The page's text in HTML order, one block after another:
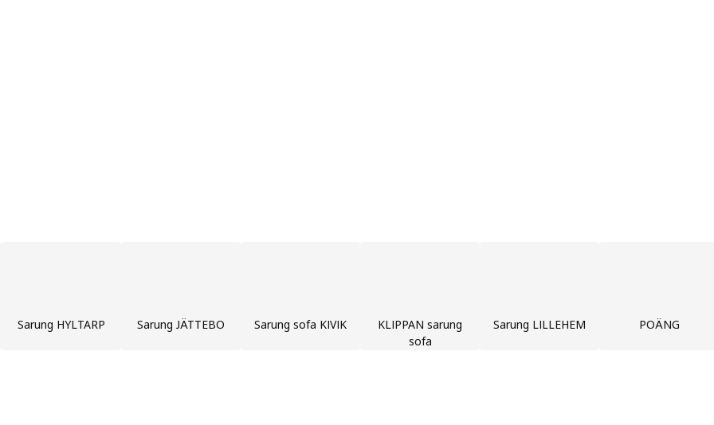
Sarung HYLTARP Sarung JÄTTEBO Sarung sofa KIVIK
KLIPPAN sarung
sofa
Sarung LILLEHEM POÄNG